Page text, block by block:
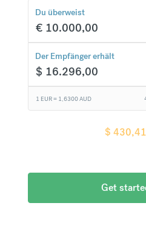
Du überweist
€ 10.000,00
Der Empfänger erhält
$ 16.296,00
1 EUR = 1,6300AUD
$ 430,41
mit einer
Get